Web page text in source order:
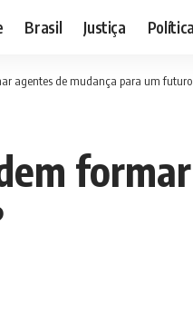
Brasil Justiça Política
agentes de mudança para um